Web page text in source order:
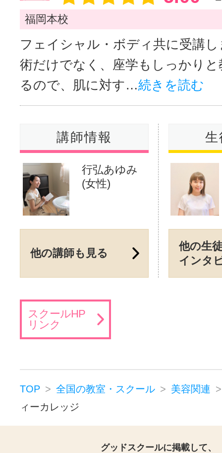
福岡本校
フェイシャル・ボディ共に受講
術だけでなく、座学もしっかり
るので、肌に対す…続きを読む
講師情報
行弘あゆみ
(女性)
他の講師も見る
生
他の生
インタ
スクールHP
リンク
TOP 全国の教室・スクール
美容関連
ィーカレッジ
グッドスクールに掲載して、